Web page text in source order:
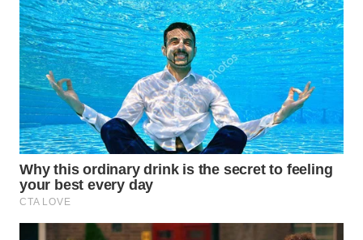
KONSUMEN
WAHANA
LISTRIK
WAHANA
TRAVEL
WAHANA
TV
WAHANANEWS